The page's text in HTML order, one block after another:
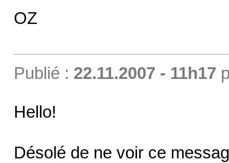
OZ
Publié : 22.11.2007 - 11h17
Hello!
Désolé de ne voir ce